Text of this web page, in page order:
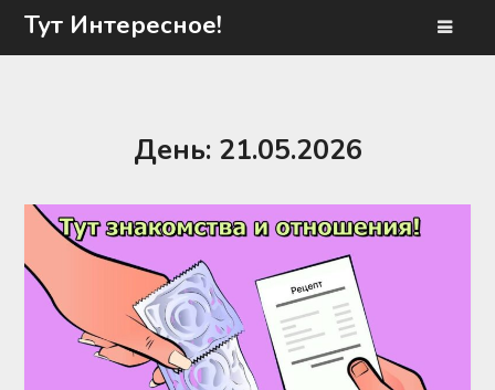
Перейти
Тут Интересное!
День: 21.05.2026